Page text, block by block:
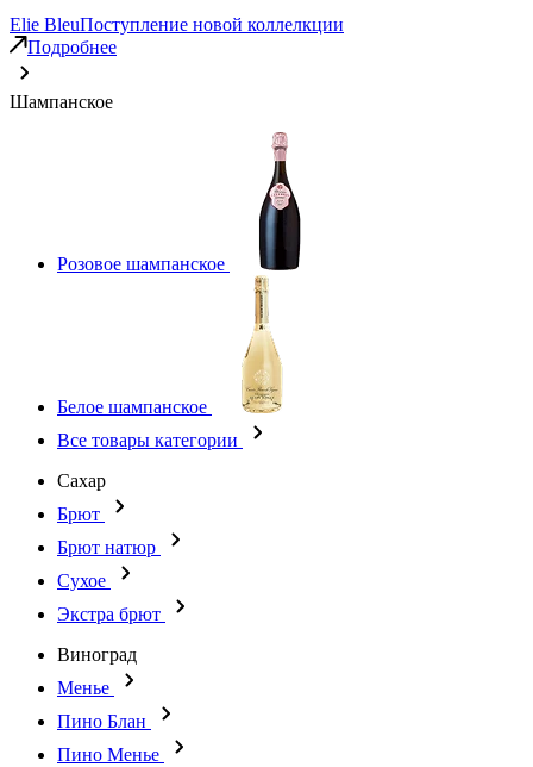
Elie BleuПоступление новой коллелкции
Подробнее
Шампанское
Розовое шампанское
Белое шампанское
Все товары категории
Сахар
Брют
Брют натюр
Сухое
Экстра брют
Виноград
Менье
Пино Блан
Пино Менье